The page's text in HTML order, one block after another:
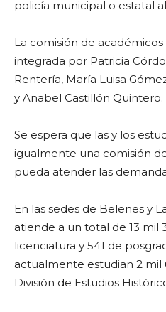
policía municipal o estatal
La comisión de académicos
integrada por Patricia
Rentería, María Luisa
y Anabel Castillón Quintero.
Se espera que las y los
igualmente una comisión
pueda atender las
En las sedes de Belenes y
atiende a un total de 13 mil
licenciatura y 541 de
actualmente estudian 2 mil
División de Estudios